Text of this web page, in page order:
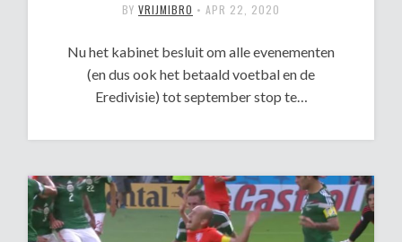
BY VRIJMIBRO • APR 22, 2020
Nu het kabinet besluit om alle evenementen
(en dus ook het betaald voetbal en de
Eredivisie) tot september stop te…